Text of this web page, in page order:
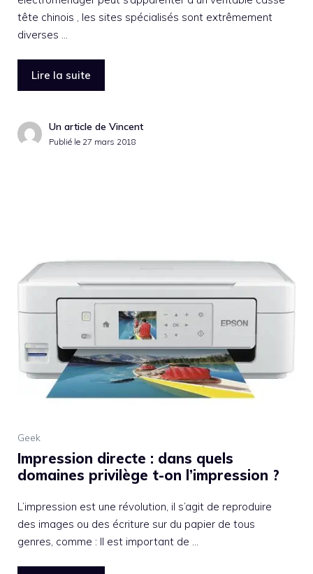
tête chinois , les sites spécialisés sont extrêmement
diverses …
Lire la suite
Un article de Vincent
Publié le 27 mars 2018
Geek
Impression directe : dans quels
domaines privilège t-on l’impression ?
L’impression est une révolution, il s’agit de reproduire
des images ou des écriture sur du papier de tous
genres, comme : Il est important de …